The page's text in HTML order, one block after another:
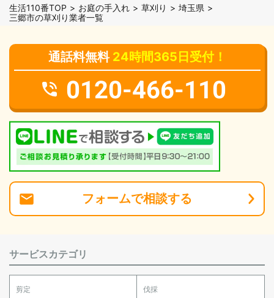
生活110番TOP お庭の手入れ 草刈り
埼玉県
三郷市の草刈り業者一覧
通話料無料 24時間365日受付！
0120-466-110
フォームで相談する
サービスカテゴリ
剪定 伐採